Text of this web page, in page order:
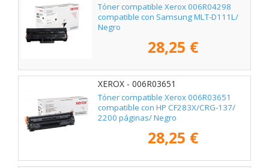
Tóner compatible Xerox 006R04298
compatible con Samsung MLT-D111L/
Negro
28,25 €
XEROX - 006R03651
Tóner compatible Xerox 006R03651
compatible con HP CF283X/CRG-137/
2200 páginas/ Negro
28,25 €